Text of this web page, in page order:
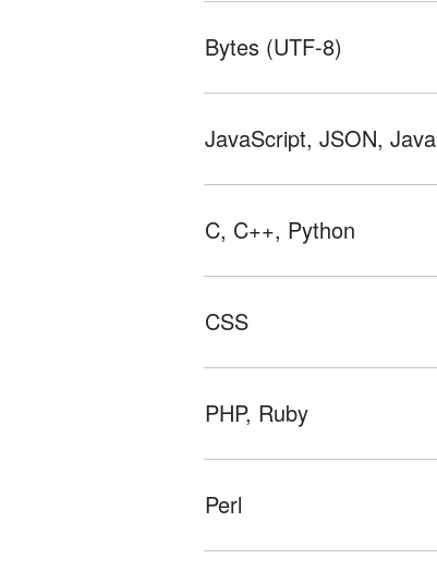
Bytes (UTF-8)
JavaScript, JSON, Java
C, C++, Python
CSS
PHP, Ruby
Perl